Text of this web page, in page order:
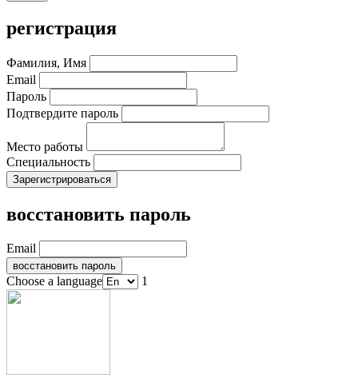
регистрация
Фамилия, Имя
Email
Пароль
Подтвердите пароль
Место работы
Специальность
восстановить пароль
Email
Choose a language 1